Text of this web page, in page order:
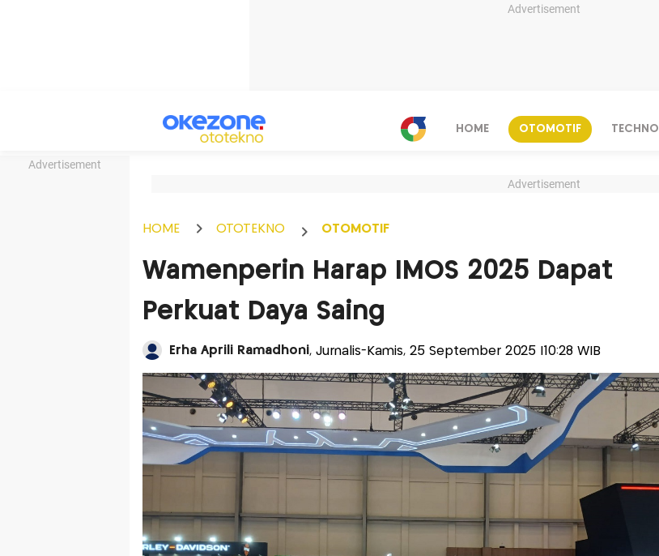
Advertisement
Advertisement
HOME OTOMOTIF TECHNO
Advertisement
HOME OTOTEKNO OTOMOTIF
Wamenperin Harap IMOS 2025 Dapat
Perkuat Daya Saing
Erha Aprili Ramadhoni, Jurnalis-Kamis, 25 September 2025 |10:28 WIB